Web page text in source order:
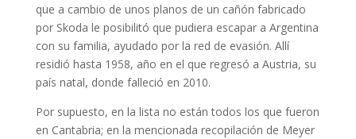
que a cambio de unos planos de un cañón fabricado
por Skoda le posibilitó que pudiera escapar a Argentina
con su familia, ayudado por la red de evasión. Allí
residió hasta 1958, año en el que regresó a Austria, su
país natal, donde falleció en 2010.
Por supuesto, en la lista no están todos los que fueron
en Cantabria; en la mencionada recopilación de Meyer